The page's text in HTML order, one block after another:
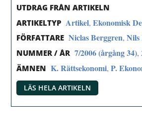
UTDRAG FRÅN ARTIKELN
ARTIKELTYP Artikel,Ekonomisk
FÖRFATTARE Niclas Berggren,Nils
NUMMER / ÅR 7/2006 (årgång 34),
ÄMNEN K. Rättsekonomi,P.
LÄS HELA ARTIKELN